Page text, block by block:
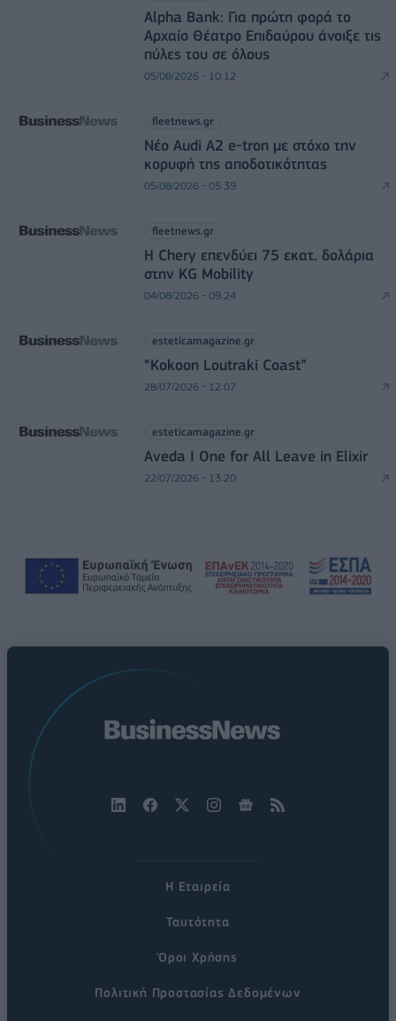
Alpha Bank: Για πρώτη φορά το
Αρχαίο Θέατρο Επιδαύρου άνοιξε τις
πύλες του σε όλους
05/08/2026 - 10:12
fleetnews.gr
Νέο Audi A2 e-tron με στόχο την
κορυφή της αποδοτικότητας
05/08/2026 - 05:39
fleetnews.gr
Η Chery επενδύει 75 εκατ. δολάρια
στην KG Mobility
04/08/2026 - 09:24
esteticamagazine.gr
“Kokoon Loutraki Coast”
28/07/2026 - 12:07
esteticamagazine.gr
Aveda I One for All Leave in Elixir
22/07/2026 - 13:20
Η Εταιρεία
Ταυτότητα
Όροι Χρήσης
Πολιτική Προστασίας Δεδομένων